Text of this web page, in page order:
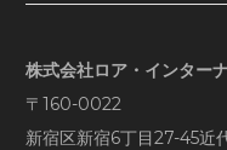
株式会社ロア・インター
〒160-0022
新宿区新宿6丁目27-45